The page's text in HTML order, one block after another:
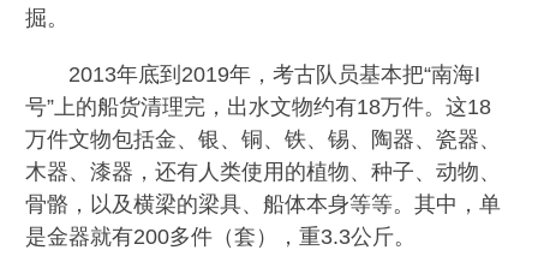
掘。
2013年底到2019年，考古队员基本把“南海I
号”上的船货清理完，出水文物约有18万件。这18
万件文物包括金、银、铜、铁、锡、陶器、瓷器、
木器、漆器，还有人类使用的植物、种子、动物、
骨骼，以及横梁的梁具、船体本身等等。其中，单
是金器就有200多件（套），重3.3公斤。